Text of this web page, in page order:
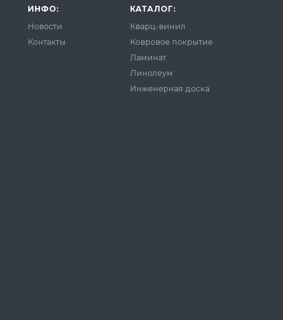
ИНФО:
Новости
Контакты
КАТАЛОГ:
Кварц-винил
Ковровое покрытие
Ламинат
Линолеум
Инженерная доска